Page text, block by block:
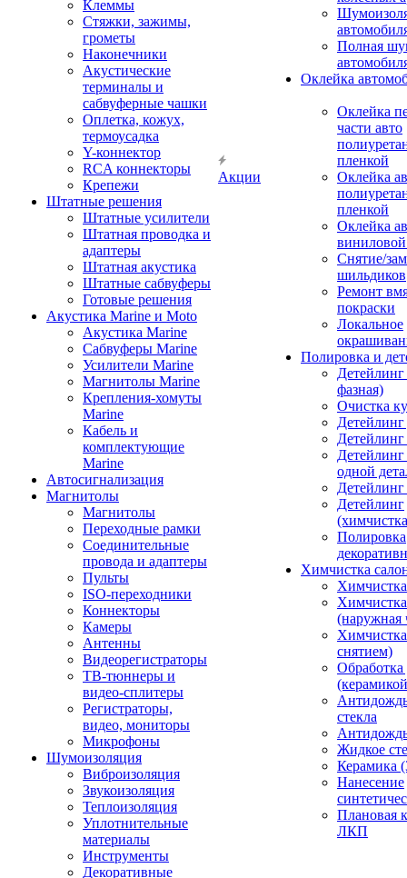
Клеммы
Стяжки, зажимы,
грометы
Наконечники
Акустические
терминалы и
сабвуферные чашки
Оплетка, кожух,
термоусадка
Y-коннектор
RCA коннекторы
Крепежи
Штатные решения
Штатные усилители
Штатная проводка и
адаптеры
Штатная акустика
Штатные сабвуферы
Готовые решения
Акустика Marine и Moto
Акустика Marine
Сабвуферы Marine
Усилители Marine
Магнитолы Marine
Крепления-хомуты
Marine
Кабель и
комплектующие
Marine
Автосигнализация
Магнитолы
Магнитолы
Переходные рамки
Соединительные
провода и адаптеры
Пульты
ISO-переходники
Коннекторы
Камеры
Антенны
Видеорегистраторы
ТВ-тюннеры и
видео-сплитеры
Регистраторы,
видео, мониторы
Микрофоны
Шумоизоляция
Виброизоляция
Звукоизоляция
Теплоизоляция
Уплотнительные
материалы
Инструменты
Декоративные
Акции
Полная
Оклейка
Оклейка
части авто
пленкой
Оклейка
пленкой
Оклейка
Снятие/
шильдиков
Ремонт
покраски
Локальное
Полировка и
фазная)
Очистка
Детейлинг
одной
Детейлинг
Полировка
Химчистка
(наружная
снятием)
Обработка
стекла
Жидкое
Керамика
Нанесение
Плановая
ЛКП